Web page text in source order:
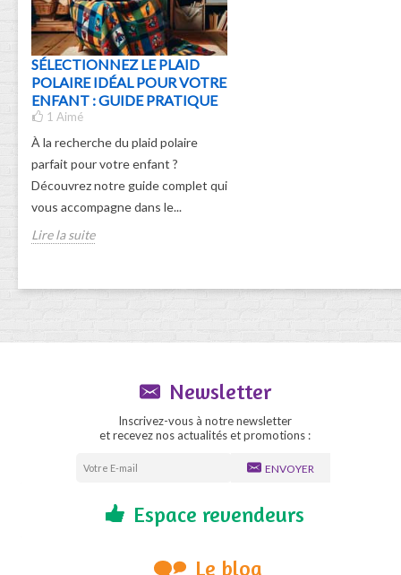
SÉLECTIONNEZ LE PLAID
POLAIRE IDÉAL POUR VOTRE
ENFANT : GUIDE PRATIQUE
1 Aimé
À la recherche du plaid polaire
parfait pour votre enfant ?
Découvrez notre guide complet qui
vous accompagne dans le...
Lire la suite
Newsletter
Inscrivez-vous à notre newsletter
et recevez nos actualités et promotions :
ENVOYER
Espace revendeurs
Le blog